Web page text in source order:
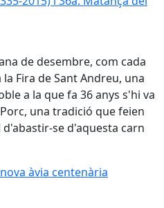
de desembre, com cada
Fira de Sant Andreu, una
a la que fa 36 anys s'hi va
una tradició que feien
se d'aquesta carn
àvia centenària
àvia centenària